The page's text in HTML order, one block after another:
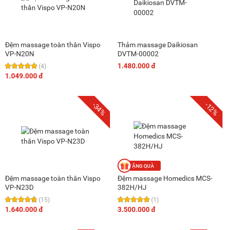
Đệm massage toàn thân Vispo
VP-N20N
(4)
1.049.000 đ
Thảm massage Daikiosan
DVTM-00002
1.480.000 đ
-34%
Đệm massage toàn thân Vispo
VP-N23D
(15)
1.640.000 đ
-12%
Đệm massage Homedics MCS-
382H/HJ
(1)
3.500.000 đ